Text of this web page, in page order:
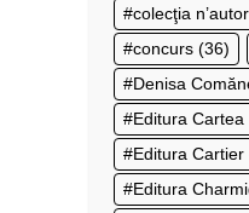
colecţia n’autor
concurs (36)
Denisa
Editura
Editura Cartier
Editura